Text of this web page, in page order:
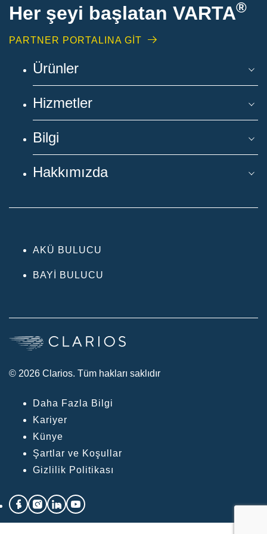
Her şeyi başlatan VARTA®
PARTNER PORTALINA GİT
Ürünler
Hizmetler
Bilgi
Hakkımızda
AKÜ BULUCU
BAYI BULUCU
© 2026 Clarios. Tüm hakları saklıdır
Daha Fazla Bilgi
Kariyer
Künye
Şartlar ve Koşullar
Gizlilik Politikası